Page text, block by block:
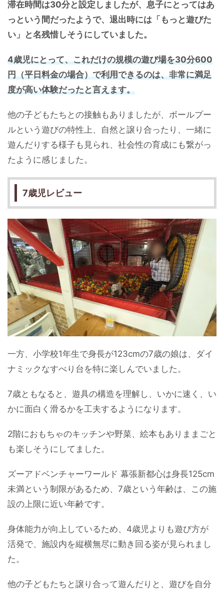
滞在時間は30分と設定しましたが、息子にとってはあ
っという間だったようで、退出時には「もっと遊びた
い」と名残惜しそうにしていました。
4歳児にとって、これだけの規模の遊び場を30分600
円（平日料金の場合）で利用できるのは、非常に満足
度が高い体験だったと言えます。
他の子どもたちとの接触もありましたが、ボールプー
ルという遊びの特性上、自然と譲り合ったり、一緒に
遊んだりする様子も見られ、社会性の育成にも繋がっ
たように感じました。
7歳児レビュー
一方、小学校1年生で身長が123cmの7歳の娘は、ダイ
ナミックなすべり台を特に楽しんでいました。
7歳ともなると、遊具の構造を理解し、いかに速く、い
かに面白く滑るかを工夫するようになります。
2階におもちゃのキッチンや野菜、絵本もありままごと
も楽しそうにしてました。
ズーアドベンチャーワールド 幕張新都心は身長125cm
未満という制限があるため、7歳という年齢は、この施
設の上限に近い年齢です。
身体能力が向上しているため、4歳児よりも遊び方が
活発で、施設内を縦横無尽に動き回る姿が見られまし
た。
他の子どもたちと譲り合って遊んだりと、遊びを自分